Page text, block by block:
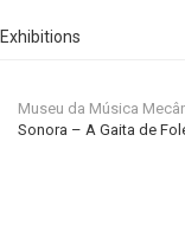
Exhibitions
Museu da Música
Sonora – A Gaita de